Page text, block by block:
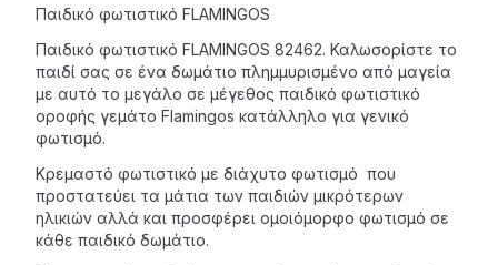
Description
Παιδικό φωτιστικό FLAMINGOS
Παιδικό φωτιστικό FLAMINGOS 82462. Καλωσορίστε το
παιδί σας σε ένα δωμάτιο πλημμυρισμένο από μαγεία
με αυτό το μεγάλο σε μέγεθος παιδικό φωτιστικό
οροφής γεμάτο Flamingos κατάλληλο για γενικό
φωτισμό.
Κρεμαστό φωτιστικό με διάχυτο φωτισμό που
προστατεύει τα μάτια των παιδιών μικρότερων
ηλικιών αλλά και προσφέρει ομοιόμορφο φωτισμό σε
κάθε παιδικό δωμάτιο.